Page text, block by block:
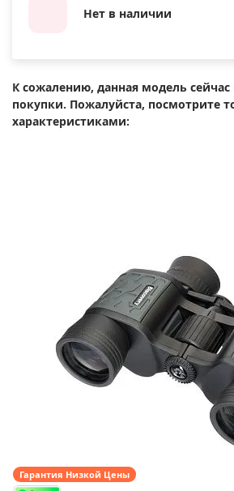
Нет в наличии
К сожалению, данная модель сейчас
покупки. Пожалуйста, посмотрите
характеристиками:
Гарантия Низкой Цены